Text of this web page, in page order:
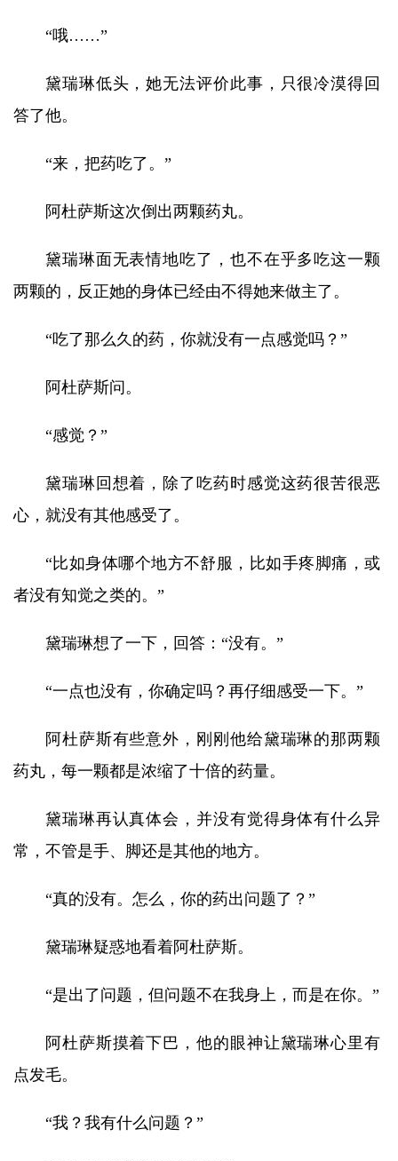
“哦……”
黛瑞琳低头，她无法评价此事，只很冷漠得回
答了他。
“来，把药吃了。”
阿杜萨斯这次倒出两颗药丸。
黛瑞琳面无表情地吃了，也不在乎多吃这一颗
两颗的，反正她的身体已经由不得她来做主了。
“吃了那么久的药，你就没有一点感觉吗？”
阿杜萨斯问。
“感觉？”
黛瑞琳回想着，除了吃药时感觉这药很苦很恶
心，就没有其他感受了。
“比如身体哪个地方不舒服，比如手疼脚痛，或
者没有知觉之类的。”
黛瑞琳想了一下，回答：“没有。”
“一点也没有，你确定吗？再仔细感受一下。”
阿杜萨斯有些意外，刚刚他给黛瑞琳的那两颗
药丸，每一颗都是浓缩了十倍的药量。
黛瑞琳再认真体会，并没有觉得身体有什么异
常，不管是手、脚还是其他的地方。
“真的没有。怎么，你的药出问题了？”
黛瑞琳疑惑地看着阿杜萨斯。
“是出了问题，但问题不在我身上，而是在你。”
阿杜萨斯摸着下巴，他的眼神让黛瑞琳心里有
点发毛。
“我？我有什么问题？”